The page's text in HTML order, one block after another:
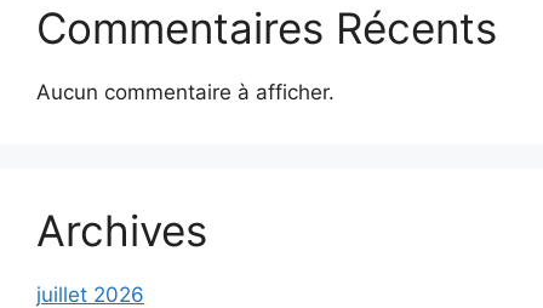
Commentaires Récents
Aucun commentaire à afficher.
Archives
juillet 2026